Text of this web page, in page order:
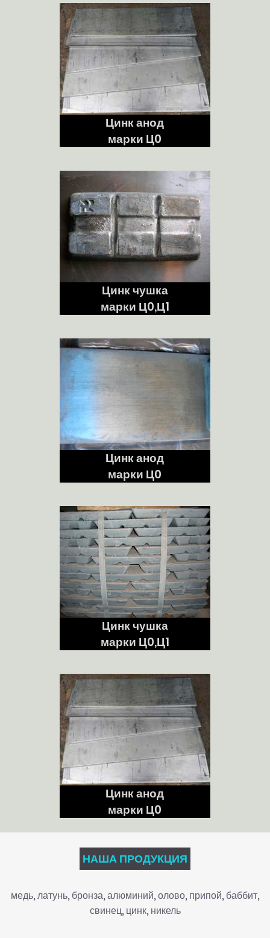
Цинк анод
марки Ц0
Цинк чушка
марки Ц0,Ц1
Цинк анод
марки Ц0
Цинк чушка
марки Ц0,Ц1
Цинк анод
марки Ц0
НАША ПРОДУКЦИЯ
медь, латунь, бронза, алюминий, олово, припой, баббит,
свинец, цинк, никель